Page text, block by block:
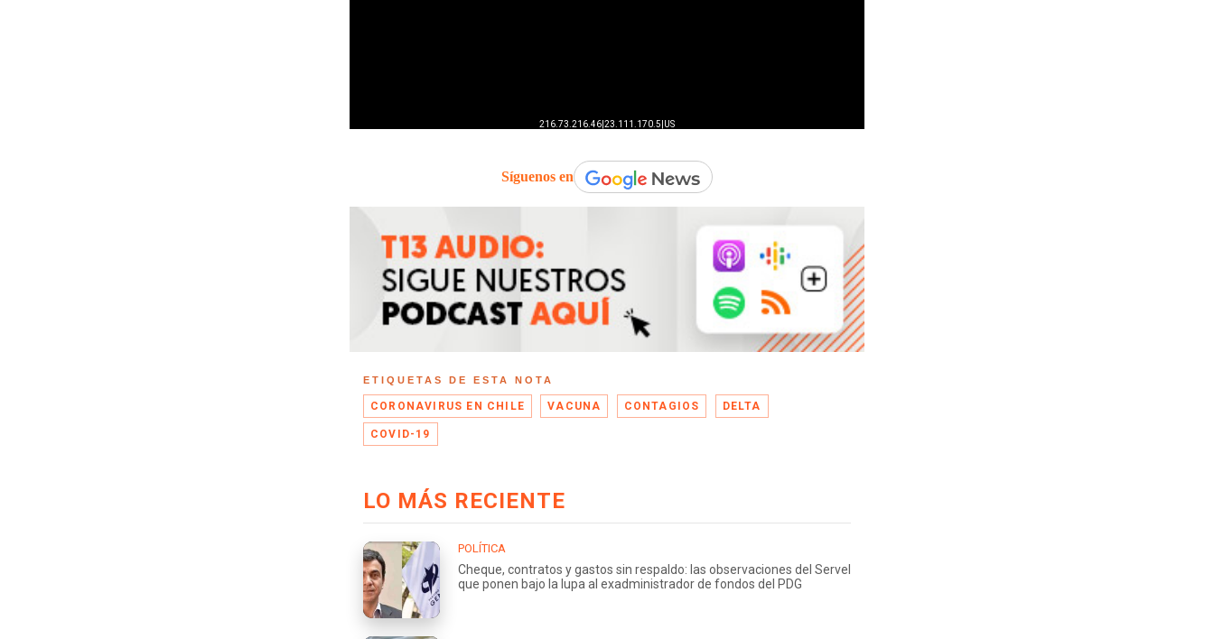
Síguenos en
ETIQUETAS DE ESTA NOTA
CORONAVIRUS EN CHILE VACUNA CONTAGIOS DELTA
COVID-19
LO MÁS RECIENTE
POLÍTICA
Cheque, contratos y gastos sin respaldo: las observaciones del Servel
que ponen bajo la lupa al exadministrador de fondos del PDG